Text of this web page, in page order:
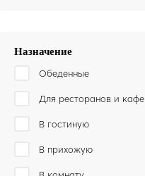
Назначение
Обеденные
Для ресторанов и кафе
В гостиную
В прихожую